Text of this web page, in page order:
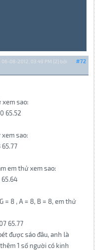
#72
06-08-2012, 03:49 PM {2} bởi
sao:
65.52
sao:
65.77
em thử xem sao:
65.64
= 8 , A = 8, B = 8, em thử
65.77
được sáo đâu, anh là
1 số người có kinh